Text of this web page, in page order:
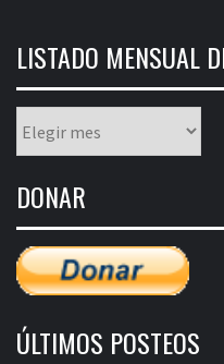
LISTADO MENSUAL
mensual
entradas
DONAR
ÚLTIMOS POSTEOS